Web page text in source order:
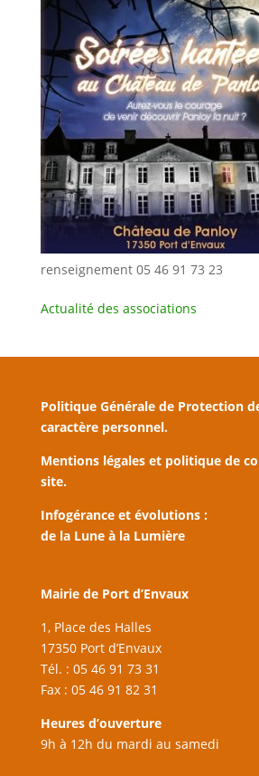
renseignement 05 46 91 73 23
Actualité des associations
Politique Générale de Protection
caractère personnel.
Mentions légales et politique de
site.
Infogérance et évolutions :
de la Lune à la Lumière
Mairie de Port d’Envaux
1, Place des Halles
17350 Port d’Envaux
Tél. : 05 46 91 73 31
Fax : 05 46 91 82 31
Heures d’ouverture
9h à 12h du mardi au samedi